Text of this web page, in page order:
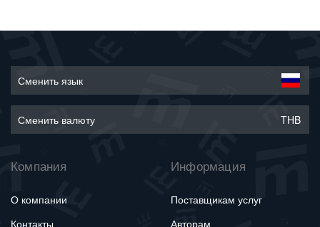
Сменить язык
Сменить валюту THB
Компания
О компании
Контакты
Информация
Поставщикам услуг
Авторам